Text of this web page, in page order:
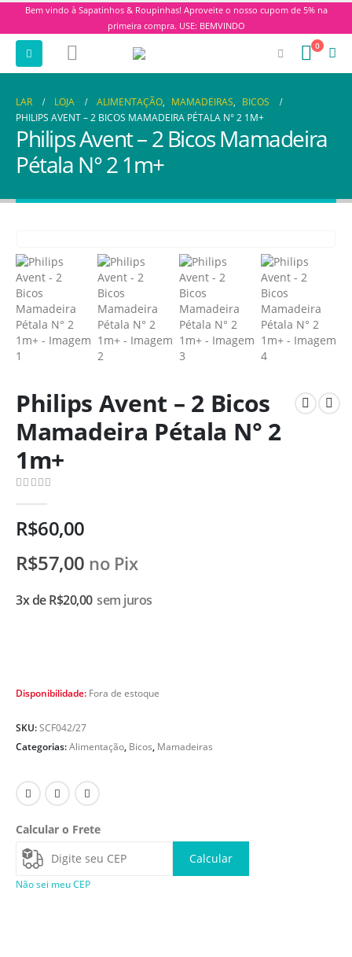
Bem vindo à Sapatinhos & Roupinhas! Aproveite o nosso cupom de 5% na
primeira compra. USE: BEMVINDO
0
LAR LOJA ALIMENTAÇÃO, MAMADEIRAS, BICOS
PHILIPS AVENT – 2 BICOS MAMADEIRA PÉTALA N° 2 1M+
Philips Avent – 2 Bicos Mamadeira
Pétala N° 2 1m+
Philips Avent – 2 Bicos
Mamadeira Pétala N° 2
1m+
R$60,00
R$57,00 no Pix
3x deR$20,00 sem juros
Disponibilidade: Fora de estoque
SKU:SCF042/27
Categorias:Alimentação, Bicos, Mamadeiras
Calcular o Frete
Calcular
Não sei meu CEP